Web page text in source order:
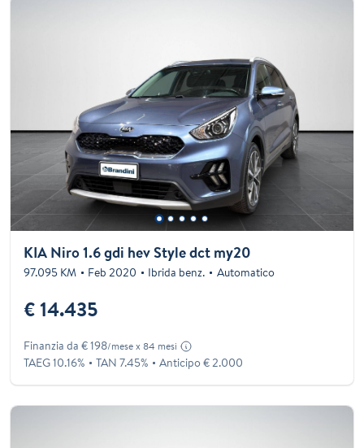
KIA Niro 1.6 gdi hev Style dct my20
97.095 KM Feb 2020 Ibrida benz. Automatico
€ 14.435
Finanzia da € 198/mese x 84 mesi
TAEG 10.16% TAN 7.45% Anticipo € 2.000